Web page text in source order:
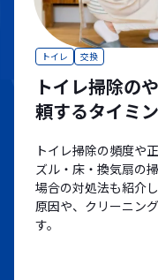
トイレ 交換
トイレ掃除の
頼するタイミ
トイレ掃除の頻度や
ズル・床・換気扇の
場合の対処法も紹介
原因や、クリーニン
す。